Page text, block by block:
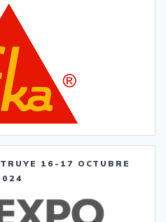
16-17 OCTUBRE